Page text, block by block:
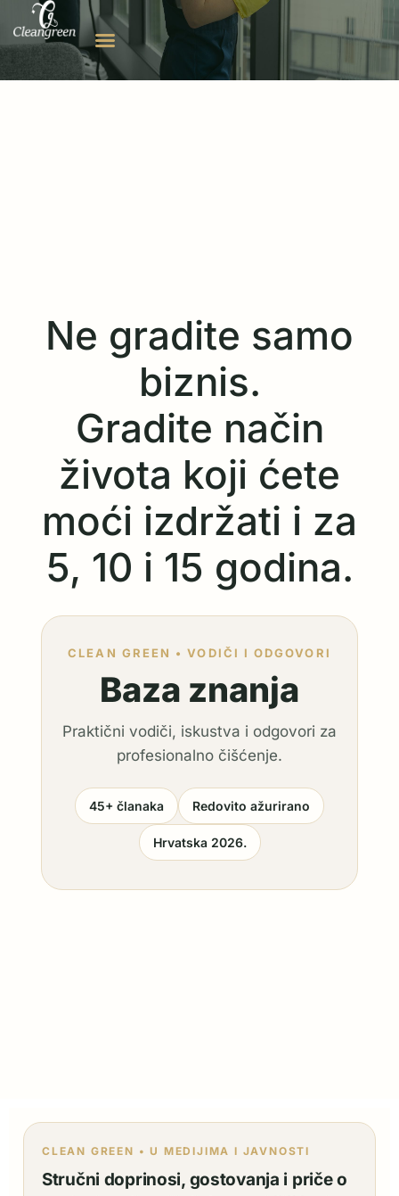
Ne gradite samo
biznis.
Gradite način
života koji ćete
moći izdržati i za
5, 10 i 15 godina.
CLEAN GREEN • VODIČI I ODGOVORI
Baza znanja
Praktični vodiči, iskustva i odgovori za
profesionalno čišćenje.
45+ članaka Redovito ažurirano
Hrvatska 2026.
CLEAN GREEN • U MEDIJIMA I JAVNOSTI
Stručni doprinosi, gostovanja i priče o